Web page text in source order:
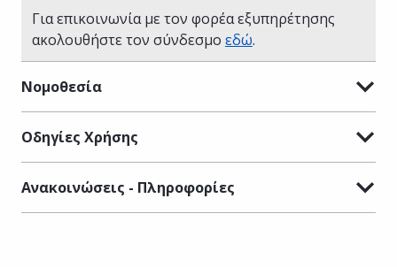
Για επικοινωνία με τον φορέα εξυπηρέτησης
ακολουθήστε τον σύνδεσμο εδώ.
Νομοθεσία
Οδηγίες Χρήσης
Ανακοινώσεις - Πληροφορίες